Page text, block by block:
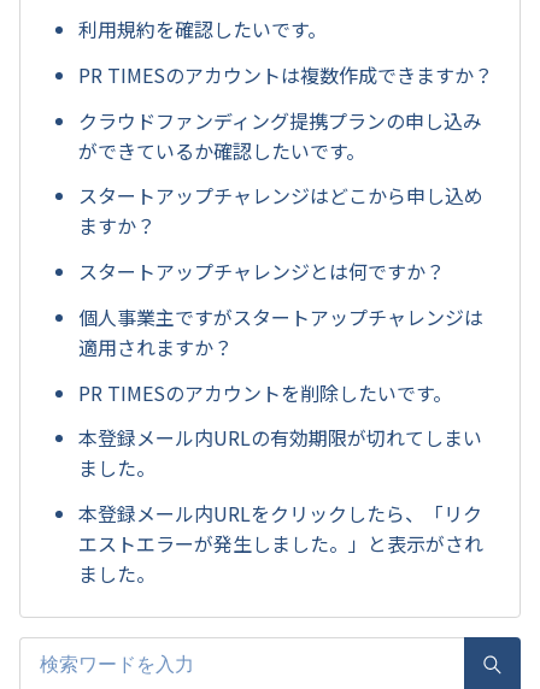
利用規約を確認したいです。
PR TIMESのアカウントは複数作成できますか？
クラウドファンディング提携プランの申し込み
ができているか確認したいです。
スタートアップチャレンジはどこから申し込め
ますか？
スタートアップチャレンジとは何ですか？
個人事業主ですがスタートアップチャレンジは
適用されますか？
PR TIMESのアカウントを削除したいです。
本登録メール内URLの有効期限が切れてしまい
ました。
本登録メール内URLをクリックしたら、「リク
エストエラーが発生しました。」と表示がされ
ました。